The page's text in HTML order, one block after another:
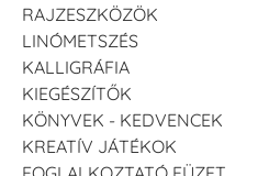
RAJZESZKÖZÖK
LINÓMETSZÉS
KALLIGRÁFIA
KIEGÉSZÍTŐK
KÖNYVEK - KEDVENCEK
KREATÍV JÁTÉKOK